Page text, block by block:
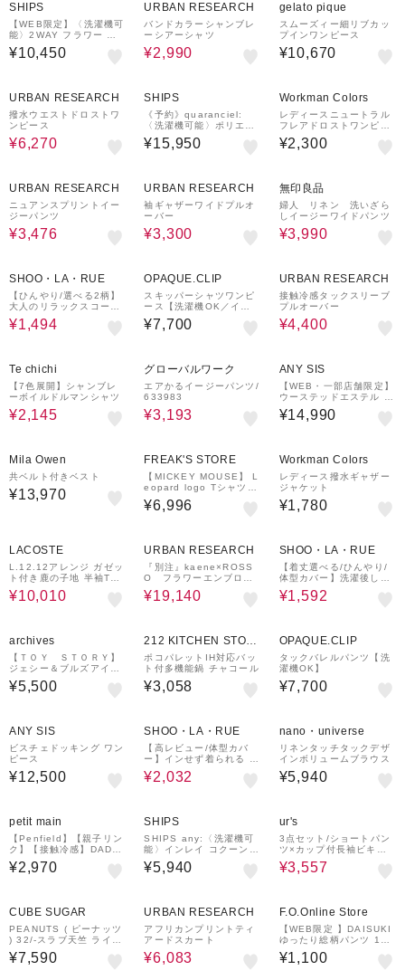
SHIPS
【WEB限定】〈洗濯機可
能〉2WAY フラワー ジ
ャカード ハーフ ジップ
プルオーバー
¥10,450
URBAN RESEARCH
バンドカラーシャンブレ
ーシアーシャツ
¥2,990
gelato pique
スムーズィー細リブカッ
プインワンピース
¥10,670
URBAN RESEARCH
撥水ウエストドロストワ
ンピース
¥6,270
SHIPS
《予約》quaranciel:
〈洗濯機可能〉ポリエス
テル ベロア ドロストコ
ンビ ワンピース
¥15,950
Workman Colors
レディースニュートラル
フレアドロストワンピー
ス
¥2,300
URBAN RESEARCH
ニュアンスプリントイー
ジーパンツ
¥3,476
URBAN RESEARCH
袖ギャザーワイドプルオ
ーバー
¥3,300
無印良品
婦人 リネン 洗いざら
しイージーワイドパンツ
¥3,990
SHOO・LA・RUE
【ひんやり/選べる2柄】
大人のリラックスコーデ
に プリント柄パンツ
¥1,494
OPAQUE.CLIP
スキッパーシャツワンピ
ース【洗濯機OK／イー
ジーアイロン】
¥7,700
URBAN RESEARCH
接触冷感タックスリーブ
プルオーバー
¥4,400
Te chichi
【7色展開】シャンブレ
ーボイルドルマンシャツ
¥2,145
グローバルワーク
エアかるイージーパンツ/
633983
¥3,193
ANY SIS
【WEB・一部店舗限定】
ウーステッドエステル カ
ラーレスジャケット
¥14,990
Mila Owen
共ベルト付きベスト
¥13,970
FREAK'S STORE
【MICKEY MOUSE】 L
eopard logo Tシャツ/
ミッキーマウス
¥6,996
Workman Colors
レディース撥水ギャザー
ジャケット
¥1,780
LACOSTE
L.12.12アレンジ ガゼッ
ト付き鹿の子地 半袖Tシ
ャツ
¥10,010
URBAN RESEARCH
『別注』kaene×ROSS
O フラワーエンブロイ
ダリードレス
¥19,140
SHOO・LA・RUE
【着丈選べる/ひんやり/
体型カバー】洗濯後しわ
になりにくい さらっとド
ルマントップス
¥1,592
archives
【ＴＯＹ ＳＴＯＲＹ】
ジェシー＆ブルズアイ／
プリントＴチャコール
¥5,500
212 KITCHEN STOR
E
ポコパレットIH対応バッ
ト付多機能鍋 チャコール
¥3,058
OPAQUE.CLIP
タックバレルパンツ【洗
濯機OK】
¥7,700
ANY SIS
ビスチェドッキング ワン
ピース
¥12,500
SHOO・LA・RUE
【高レビュー/体型カバ
ー】インせず着られる ス
キッパー裾リボンブラウ
ス
¥2,032
nano・universe
リネンタッチタックデザ
インボリュームブラウス
¥5,940
petit main
【Penfield】【親子リン
ク】【接触冷感】DADア
ソートベア半袖Tシャツ
¥2,970
SHIPS
SHIPS any:〈洗濯機可
能〉インレイ コクーン
ショートスリーブ プルオ
ーバー
¥5,940
ur's
3点セット/ショートパン
ツ×カップ付長袖ビキニ/
水着
¥3,557
CUBE SUGAR
PEANUTS ( ピーナッツ
) 32/-スラブ天竺 ライン
入り 7分袖 プルオーバー
Tシャツ
¥7,590
URBAN RESEARCH
アフリカンプリントティ
アードスカート
¥6,083
F.O.Online Store
【WEB限定 】DAISUKI
ゆったり総柄パンツ 10
分丈
¥1,100